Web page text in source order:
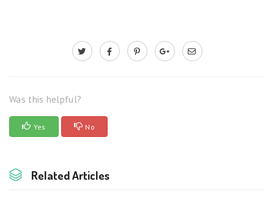
Was this helpful?
Yes No
Related Articles